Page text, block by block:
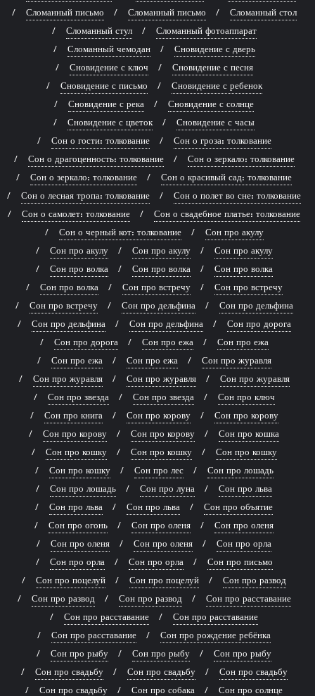
Сломанный письмо Сломанный письмо
Сломанный стол
Сломанный стул
Сломанный фотоаппарат
Сломанный чемодан
Сновидение с дверь
Сновидение с ключ
Сновидение с песня
Сновидение с письмо
Сновидение с ребенок
Сновидение с река
Сновидение с солнце
Сновидение с цветок
Сновидение с часы
Сон о гости: толкование
Сон о гроза: толкование
Сон о драгоценность: толкование
Сон о зеркало: толкование
Сон о зеркало: толкование
Сон о красивый сад: толкование
Сон о лесная тропа: толкование
Сон о полет во сне: толкование
Сон о самолет: толкование
Сон о свадебное платье: толкование
Сон о черный кот: толкование
Сон про акулу
Сон про акулу
Сон про акулу
Сон про акулу
Сон про волка
Сон про волка
Сон про волка
Сон про волка
Сон про встречу
Сон про встречу
Сон про встречу
Сон про дельфина
Сон про дельфина
Сон про дельфина
Сон про дельфина
Сон про дорога
Сон про дорога
Сон про ежа
Сон про ежа
Сон про ежа
Сон про ежа
Сон про журавля
Сон про журавля
Сон про журавля
Сон про журавля
Сон про звезда
Сон про звезда
Сон про ключ
Сон про книга
Сон про корову
Сон про корову
Сон про корову
Сон про корову
Сон про кошка
Сон про кошку
Сон про кошку
Сон про кошку
Сон про кошку
Сон про лес
Сон про лошадь
Сон про лошадь
Сон про луна
Сон про льва
Сон про льва
Сон про льва
Сон про объятие
Сон про огонь
Сон про оленя
Сон про оленя
Сон про оленя
Сон про оленя
Сон про орла
Сон про орла
Сон про орла
Сон про письмо
Сон про поцелуй
Сон про поцелуй
Сон про развод
Сон про развод
Сон про развод
Сон про расставание
Сон про расставание
Сон про расставание
Сон про расставание
Сон про рождение ребёнка
Сон про рыбу
Сон про рыбу
Сон про рыбу
Сон про свадьбу
Сон про свадьбу
Сон про свадьбу
Сон про свадьбу
Сон про собака
Сон про солнце